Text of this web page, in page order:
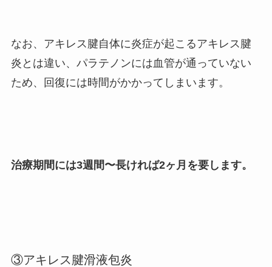
なお、アキレス腱自体に炎症が起こるアキレス腱
炎とは違い、パラテノンには血管が通っていない
ため、回復には時間がかかってしまいます。
治療期間には3週間〜長ければ2ヶ月を要します。
③アキレス腱滑液包炎